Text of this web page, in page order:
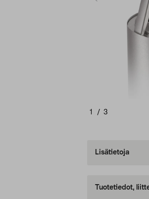
1 / 3
Lisätietoja
Tuotetiedot,